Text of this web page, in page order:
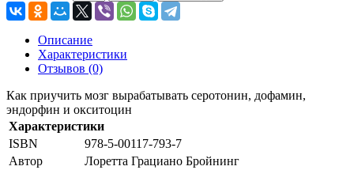
Описание
Характеристики
Отзывов (0)
Как приучить мозг вырабатывать серотонин, дофамин,
эндорфин и окситоцин
Характеристики
ISBN
978-5-00117-793-7
Автор
Лоретта Грациано Бройнинг